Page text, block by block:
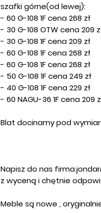
szafki górne(od lewej):
- 60 G-108 1F cena 268 zł
- 30 G-108 OTW cena 209
- 30 G-108 1F cena 209 zł
- 60 G-108 1F cena 268 zł
- 60 G-108 1F cena 268 zł
- 50 G-108 1F cena 249 zł
- 40 G-108 1F cena 229 zł
- 60 NAGU-36 1F cena 209
Blat docinamy pod wymiar
Napisz do nas
z wyceną i chętnie
Meble są nowe ,